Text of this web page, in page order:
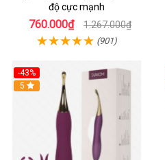
độ cực mạnh
760.000₫ 1.267.000₫
(901)
-43%
Hot
5